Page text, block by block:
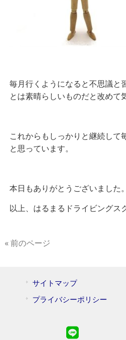
毎月行くようになると不思議と
とは素晴らしいものだと改めて
これからもしっかりと継続して
と思っています。
本日もありがとうございました。
以上、はるまるドライビングス
« 前のページ
サイトマップ
プライバシーポリシー